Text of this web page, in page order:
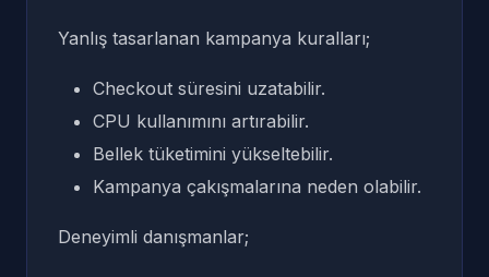
Yanlış tasarlanan kampanya kuralları;
Checkout süresini uzatabilir.
CPU kullanımını artırabilir.
Bellek tüketimini yükseltebilir.
Kampanya çakışmalarına neden olabilir.
Deneyimli danışmanlar;